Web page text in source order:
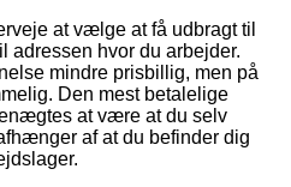
at vælge at få udbragt til
adressen hvor du arbejder.
mindre prisbillig, men på
Den mest betalelige
at være at du selv
af at du befinder dig